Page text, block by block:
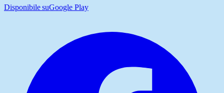
Disponibile suGoogle Play